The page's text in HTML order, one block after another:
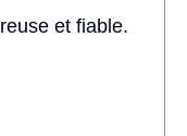
et fiable.